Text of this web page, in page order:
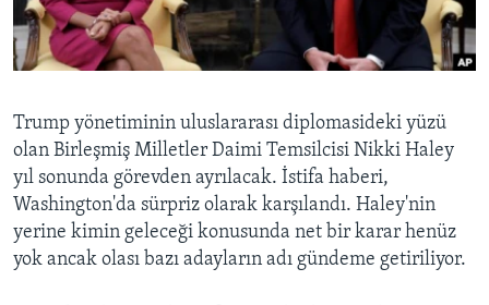
HAYATTAN
SANAT
BIZI TAKIP EDIN
Diller
Trump yönetiminin uluslararası diplomasideki yüzü
olan Birleşmiş Milletler Daimi Temsilcisi Nikki Haley
yıl sonunda görevden ayrılacak. İstifa haberi,
Washington'da sürpriz olarak karşılandı. Haley'nin
yerine kimin geleceği konusunda net bir karar henüz
yok ancak olası bazı adayların adı gündeme getiriliyor.